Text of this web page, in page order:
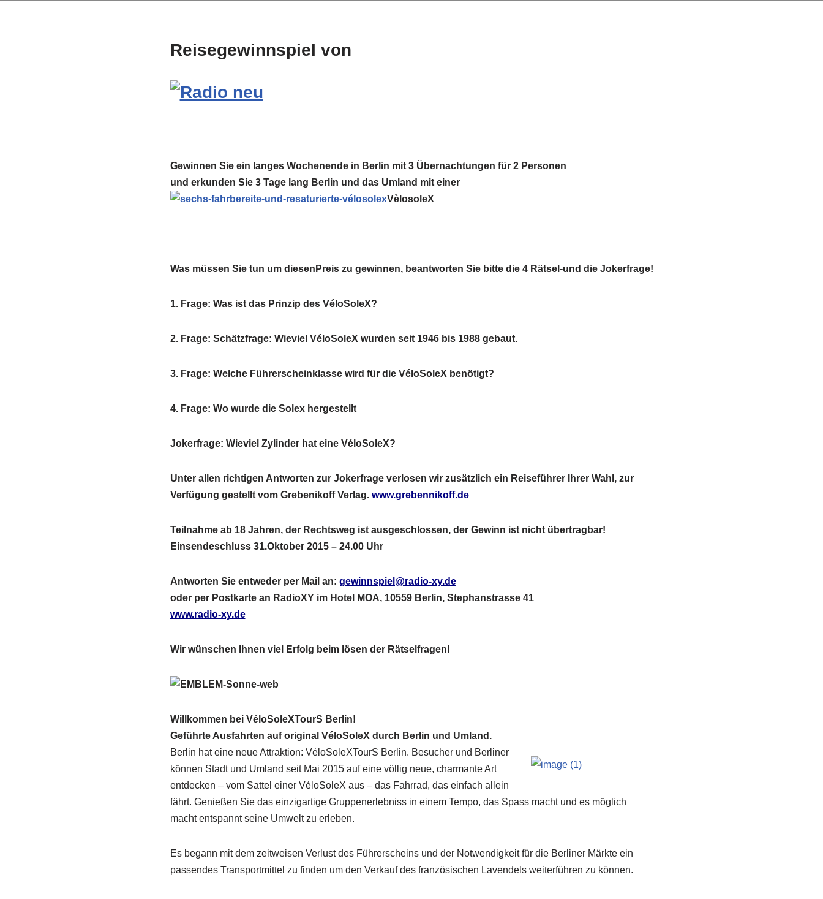
Reisegewinnspiel von
Gewinnen Sie ein langes Wochenende in Berlin mit 3 Übernachtungen für 2 Personen
und erkunden Sie 3 Tage lang Berlin und das Umland mit einer
VèlosoleX
Was müssen Sie tun um diesenPreis zu gewinnen, beantworten Sie bitte die 4 Rätsel-und die Jokerfrage!
1. Frage: Was ist das Prinzip des VéloSoleX?
2. Frage: Schätzfrage: Wieviel VéloSoleX wurden seit 1946 bis 1988 gebaut.
3. Frage: Welche Führerscheinklasse wird für die VéloSoleX benötigt?
4. Frage: Wo wurde die Solex hergestellt
Jokerfrage: Wieviel Zylinder hat eine VéloSoleX?
Unter allen richtigen Antworten zur Jokerfrage verlosen wir zusätzlich ein Reiseführer Ihrer Wahl, zur
Verfügung gestellt vom Grebenikoff Verlag. www.grebennikoff.de
Teilnahme ab 18 Jahren, der Rechtsweg ist ausgeschlossen, der Gewinn ist nicht übertragbar!
Einsendeschluss 31.Oktober 2015 – 24.00 Uhr
Antworten Sie entweder per Mail an: gewinnspiel@radio-xy.de
oder per Postkarte an RadioXY im Hotel MOA, 10559 Berlin, Stephanstrasse 41
www.radio-xy.de
Wir wünschen Ihnen viel Erfolg beim lösen der Rätselfragen!
Willkommen bei VéloSoleXTourS Berlin!
Geführte Ausfahrten auf original VéloSoleX durch Berlin und Umland.
Berlin hat eine neue Attraktion: VéloSoleXTourS Berlin. ­Besucher und Berliner
können Stadt und Umland seit Mai 2015 auf eine völlig neue, charmante Art
entdecken – vom Sattel einer VéloSoleX aus – das Fahrrad, das einfach allein
fährt. Genießen Sie das einzigartige Gruppenerlebniss in einem Tempo, das Spass macht und es möglich
macht entspannt seine Umwelt zu erleben.
Es begann mit dem zeitweisen Verlust des Führerscheins und der Notwendigkeit für die Berliner Märkte ein
passendes Transportmittel zu finden um den Verkauf des französischen Lavendels weiterführen zu können.